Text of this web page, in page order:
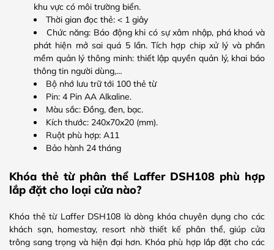
khu vực có môi trường biển.
Thời gian đọc thẻ: < 1 giây
Chức năng: Báo động khi có sự xâm nhập, phá khoá và
phát hiện mở sai quá 5 lần. Tích hợp chip xử lý và phần
mềm quản lý thông minh: thiết lập quyền quản lý, khai báo
thông tin người dùng,…
Bộ nhớ lưu trữ tới 100 thẻ từ
Pin: 4 Pin AA Alkaline.
Màu sắc: Đồng, đen, bạc.
Kích thước: 240x70x20 (mm).
Ruột phù hợp: A11
Bảo hành 24 tháng
Khóa thẻ từ phân thể Laffer DSH108 phù hợp
lắp đặt cho loại cửa nào?
Khóa thẻ từ Laffer DSH108 là dòng khóa chuyên dụng cho các
khách sạn, homestay, resort nhờ thiết kế phân thể, giúp cửa
trông sang trọng và hiện đại hơn. Khóa phù hợp lắp đặt cho các